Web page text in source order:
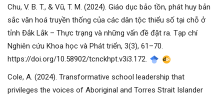
Chu, V. B. T., & Vũ, T. M. (2024). Giáo dục bảo tồn, phát huy bản
sắc văn hoá truyền thống của các dân tộc thiểu số tại chỗ ở
tỉnh Đắk Lắk – Thực trạng và những vấn đề đặt ra. Tạp chí
Nghiên cứu Khoa học và Phát triển, 3(3), 61–70.
https://doi.org/10.58902/tcnckhpt.v3i3.172.
Cole, A. (2024). Transformative school leadership that
privileges the voices of Aboriginal and Torres Strait Islander